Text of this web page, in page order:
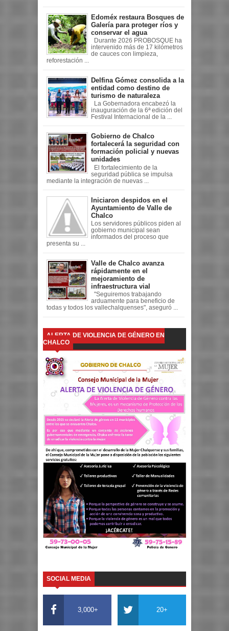
Edoméx restaura Bosques de
Galería para proteger ríos y
conservar el agua
Durante 2026 PROBOSQUE ha
intervenido más de 17 kilómetros
de cauces con limpieza,
reforestación ...
Delfina Gómez consolida a la
entidad como destino de
turismo de naturaleza
La Gobernadora encabezó la
inauguración de la 6ª edición del
Festival Internacional de la ...
Gobierno de Chalco
fortalecerá la seguridad con
formación policial y nuevas
unidades
El fortalecimiento de la
seguridad pública se impulsa
mediante la integración de nuevas ...
Iniciaron despidos en el
Ayuntamiento de Valle de
Chalco
Los servidores públicos piden al
gobierno municipal sean
informados del proceso que
presenta su ...
Valle de Chalco avanza
rápidamente en el
mejoramiento de
infraestructura vial
"Seguiremos trabajando
arduamente para beneficio de
todas y todos los vallechalquenses", aseguró ...
ALERTA DE VIOLENCIA DE GÉNERO EN
CHALCO
SOCIAL MEDIA
3,000+ 20+